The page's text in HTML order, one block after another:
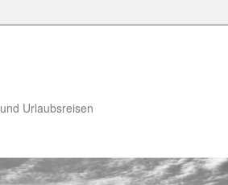
Urlaubsreisen